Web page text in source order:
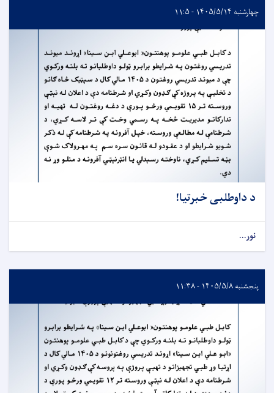
چهارشنبه ۱۴۰۵/۵/۱۴ - ۱۱:۵
د داوطلبی خبرتیا!
نور...
پنجشنبه ۱۴۰۵/۵/۸ - ۱۱:۳۸